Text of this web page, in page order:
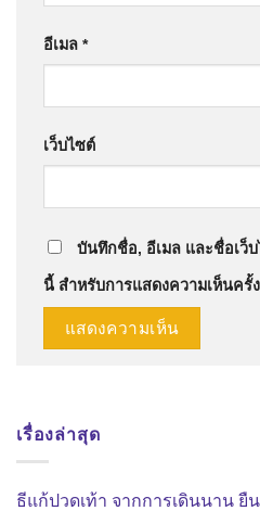
อีเมล *
เว็บไซต์
บันทึกชื่อ, อีเมล และชื่อเว็
นี้ สำหรับการแสดงความเห็นครั้
เรื่องล่าสุด
ธีแก้ปวดเท้า จากการเดินนาน